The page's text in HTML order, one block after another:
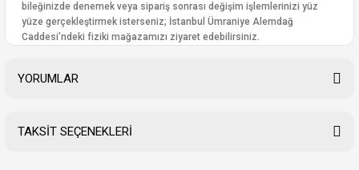
bileğinizde denemek veya sipariş sonrası değişim işlemlerinizi yüz
yüze gerçekleştirmek isterseniz; İstanbul Ümraniye Alemdağ
Caddesi’ndeki fiziki mağazamızı ziyaret edebilirsiniz.
YORUMLAR
TAKSİT SEÇENEKLERİ